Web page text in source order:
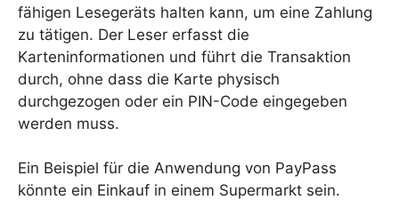
fähigen Lesegeräts halten kann, um eine Zahlung
zu tätigen. Der Leser erfasst die
Karteninformationen und führt die Transaktion
durch, ohne dass die Karte physisch
durchgezogen oder ein PIN-Code eingegeben
werden muss.
Ein Beispiel für die Anwendung von PayPass
könnte ein Einkauf in einem Supermarkt sein.